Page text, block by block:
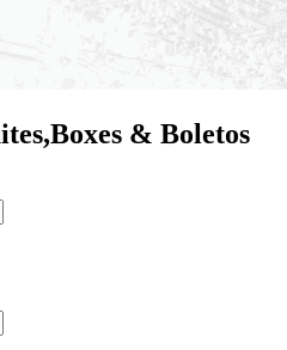
Boxes & Boletos